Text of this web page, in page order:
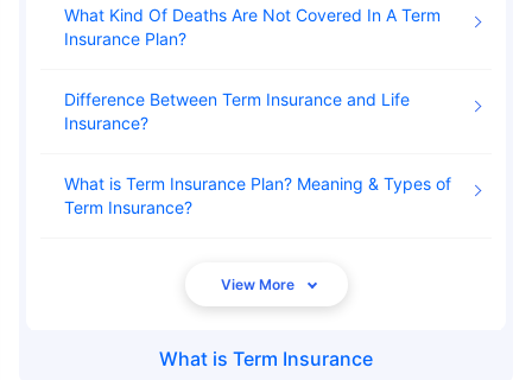
What is Term Insurance
What Kind Of Deaths Are Not Covered In A Term
Insurance Plan
Difference Between Term Insurance and Life
Insurance
What is Term Insurance Plan? Meaning & Types of
Term Insurance